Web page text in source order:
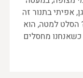
אפיתי בתנור זה
הסלט למטה, הוא
מחסלים